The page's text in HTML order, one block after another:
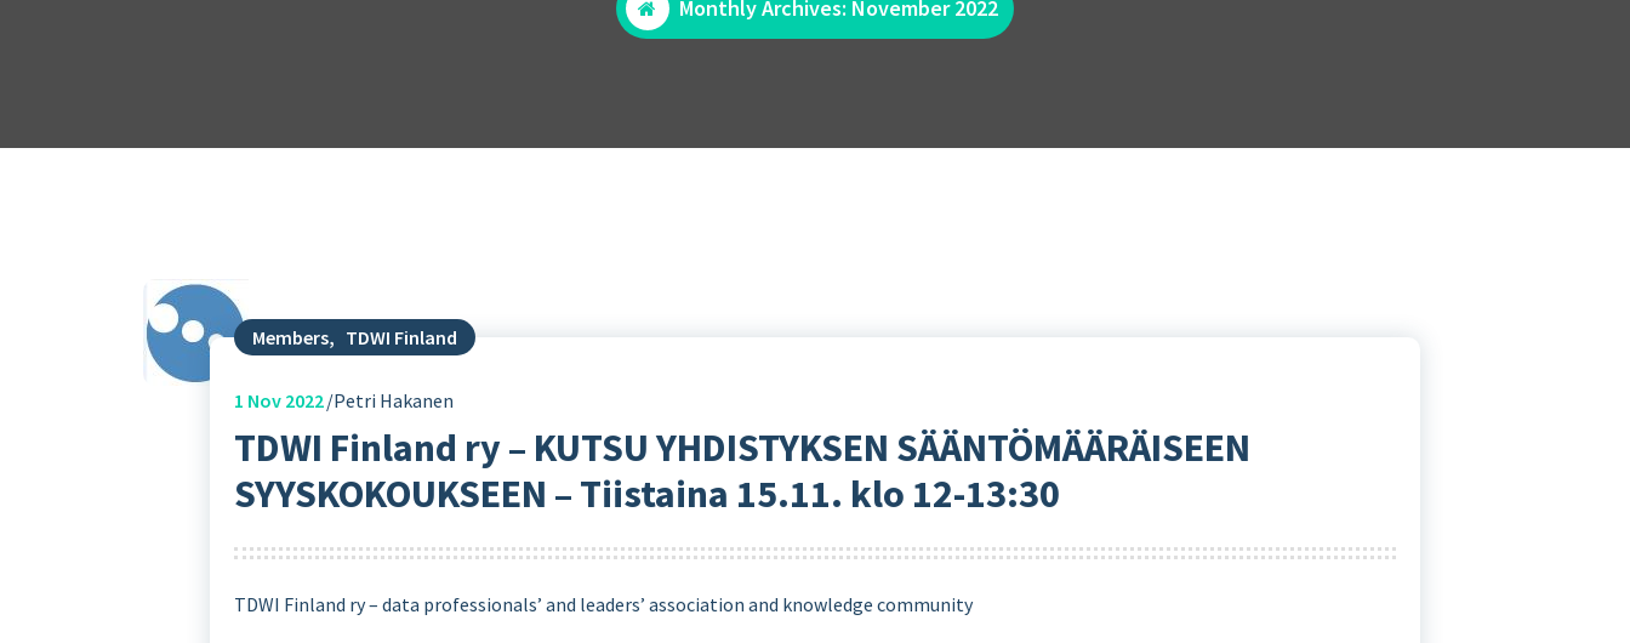
Monthly Archives: November 2022
Members, TDWI Finland
1 Nov 2022 Petri Hakanen
TDWI Finland ry – KUTSU YHDISTYKSEN SÄÄNTÖMÄÄRÄISEEN
SYYSKOKOUKSEEN – Tiistaina 15.11. klo 12-13:30
TDWI Finland ry – data professionals’ and leaders’ association and knowledge community